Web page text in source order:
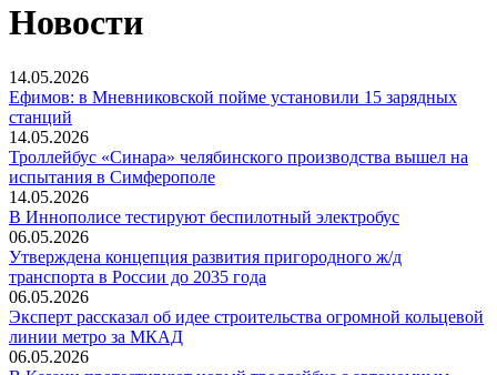
Новости
14.05.2026
Ефимов: в Мневниковской пойме установили 15 зарядных
станций
14.05.2026
Троллейбус «Синара» челябинского производства вышел на
испытания в Симферополе
14.05.2026
В Иннополисе тестируют беспилотный электробус
06.05.2026
Утверждена концепция развития пригородного ж/д
транспорта в России до 2035 года
06.05.2026
Эксперт рассказал об идее строительства огромной кольцевой
линии метро за МКАД
06.05.2026